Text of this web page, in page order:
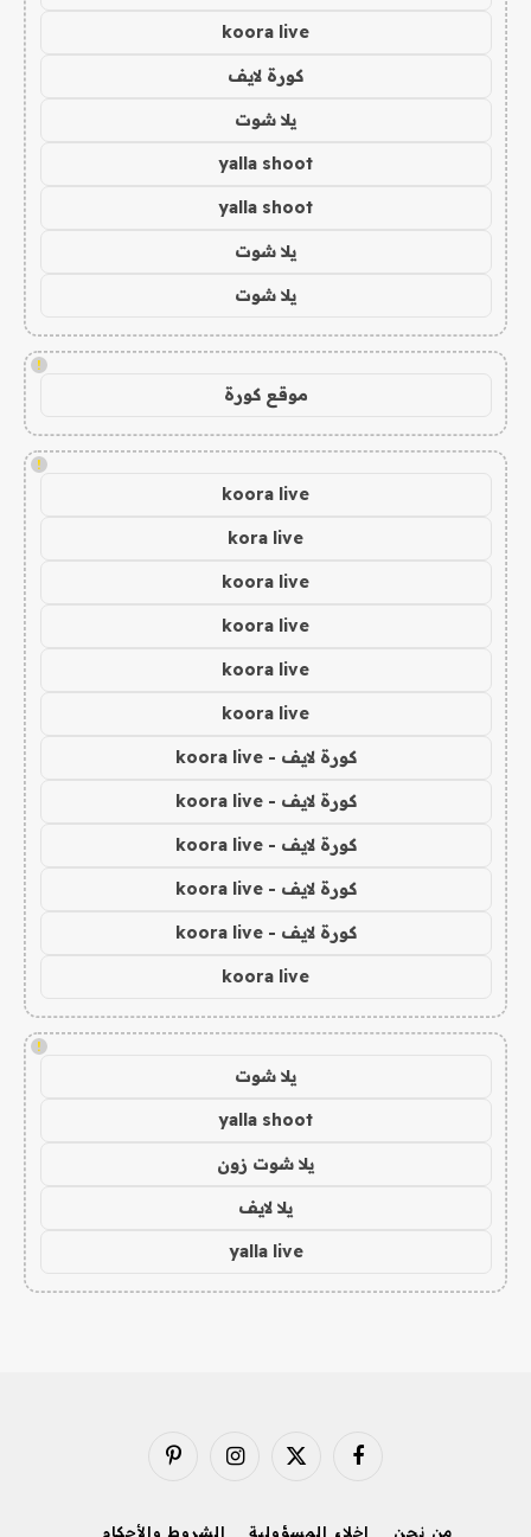
koora live
كورة لايف
يلا شوت
yalla shoot
yalla shoot
يلا شوت
يلا شوت
!
موقع كورة
!
koora live
kora live
koora live
koora live
koora live
koora live
كورة لايف - koora live
كورة لايف - koora live
كورة لايف - koora live
كورة لايف - koora live
كورة لايف - koora live
koora live
!
يلا شوت
yalla shoot
يلا شوت زون
يلا لايف
yalla live
فيسبوك X
الانستغرامبينتيريست
من نحن إخلاء المسؤولية الشروط والأحكام